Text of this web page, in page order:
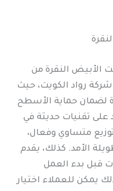
الأبيض النقرة من
رواد الكويت، حيث
لضمان حماية الأسطح
على تقنيات حديثة في
متساوي وفعال،
الأمد. كذلك، يقدم
قبل بدء العمل
يمكن للعملاء اختيار